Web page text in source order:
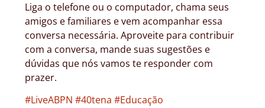
Liga o telefone ou o computador, chama seus
amigos e familiares e vem acompanhar essa
conversa necessária. Aproveite para contribuir
com a conversa, mande suas sugestões e
dúvidas que nós vamos te responder com
prazer.
#LiveABPN #40tena #Educação